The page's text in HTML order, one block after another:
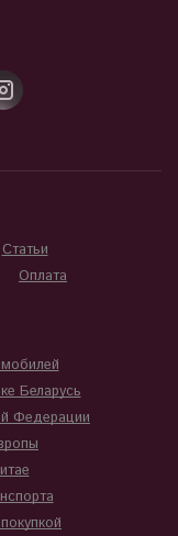
Статьи
Оплата
Беларусь
Федерации